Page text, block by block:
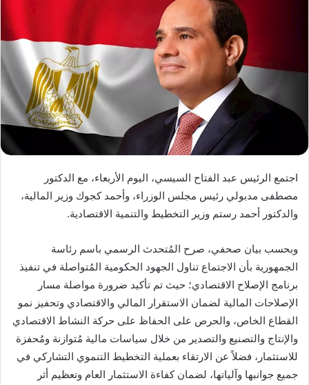
اجتمع الرئيس عبد الفتاح السيسي، اليوم الأربعاء، مع الدكتور
مصطفى مدبولي رئيس مجلس الوزراء، وأحمد كجوك وزير المالية،
والدكتور أحمد رستم وزير التخطيط والتنمية الاقتصادية.
وبحسب بيان صحفي، صرح المُتحدث الرسمي باسم رئاسة
الجمهورية بأن الاجتماع تناول الجهود الحكومية المُتواصلة في تنفيذ
برنامج الإصلاح الاقتصادي؛ حيث تم تأكيد ضرورة مواصلة مسار
الإصلاحات المالية لضمان الاستقرار المالي والاقتصادي وتحفيز نمو
القطاع الخاص، والحرص على الحفاظ على حركة النشاط الاقتصادي
والإنتاج والتصنيع والتصدير من خلال سياسات مالية مُتوازنة ومُحفزة
للاستثمار، فضلاً عن الارتقاء بعملية التخطيط التنموي التشاركي في
جميع جوانبها وآلياتها، لضمان كفاءة الاستثمار العام وتعظيم أثر